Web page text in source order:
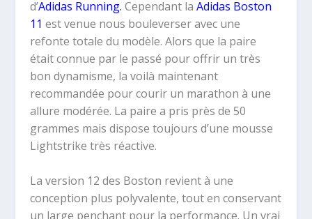
d’Adidas Running. Cependant la Adidas Boston
11 est venue nous bouleverser avec une
refonte totale du modèle. Alors que la paire
était connue par le passé pour offrir un très
bon dynamisme, la voilà maintenant
recommandée pour courir un marathon à une
allure modérée. La paire a pris près de 50
grammes mais dispose toujours d’une mousse
Lightstrike très réactive.
La version 12 des Boston revient à une
conception plus polyvalente, tout en conservant
un large penchant pour la performance. Un vrai